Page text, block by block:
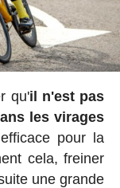
qu'il n'est pas
les virages
pour la
cela, freiner
une grande